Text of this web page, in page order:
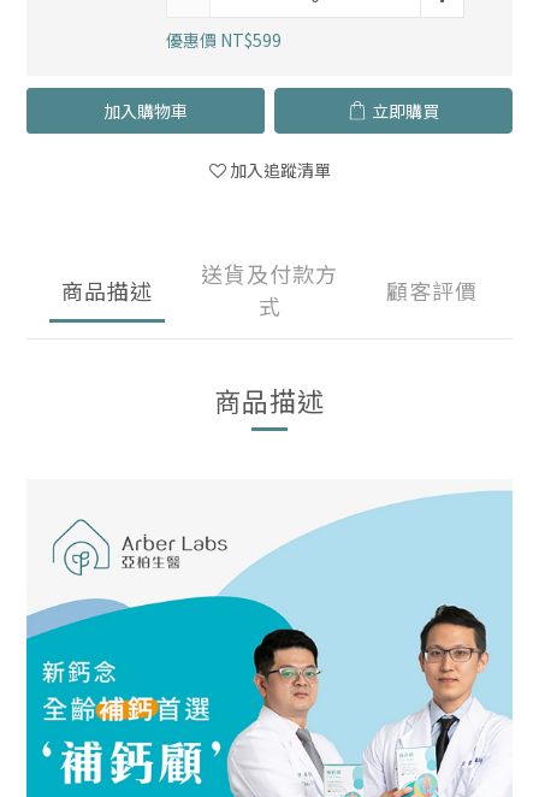
優惠價 NT$599
加入購物車 立即購買
加入追蹤清單
商品描述
送貨及付款方
式
顧客評價
商品描述